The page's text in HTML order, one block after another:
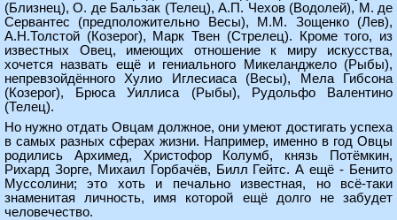
(Близнец), О. де Бальзак (Телец), А.П. Чехов (Водолей), М. де
Сервантес (предположительно Весы), М.М. Зощенко (Лев),
А.Н.Толстой (Козерог), Марк Твен (Стрелец). Кроме того, из
известных Овец, имеющих отношение к миру искусства,
хочется назвать ещё и гениального Микеланджело (Рыбы),
непревзойдённого Хулио Иглесиаса (Весы), Мела Гибсона
(Козерог), Брюса Уиллиса (Рыбы), Рудольфо Валентино
(Телец).
Но нужно отдать Овцам должное, они умеют достигать успеха
в самых разных сферах жизни. Например, именно в год Овцы
родились Архимед, Христофор Колумб, князь Потёмкин,
Рихард Зорге, Михаил Горбачёв, Билл Гейтс. А ещё - Бенито
Муссолини; это хоть и печально известная, но всё-таки
знаменитая личность, имя которой ещё долго не забудет
человечество.